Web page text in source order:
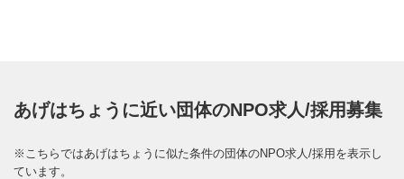
あげはちょうに近い団体のNPO求人/採用募集
※こちらではあげはちょうに似た条件の団体のNPO求人/採用を表示し
ています。